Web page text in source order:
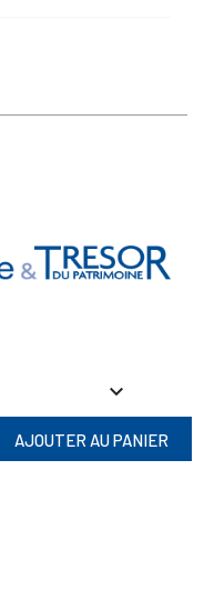
AJOUTER AU PANIER

